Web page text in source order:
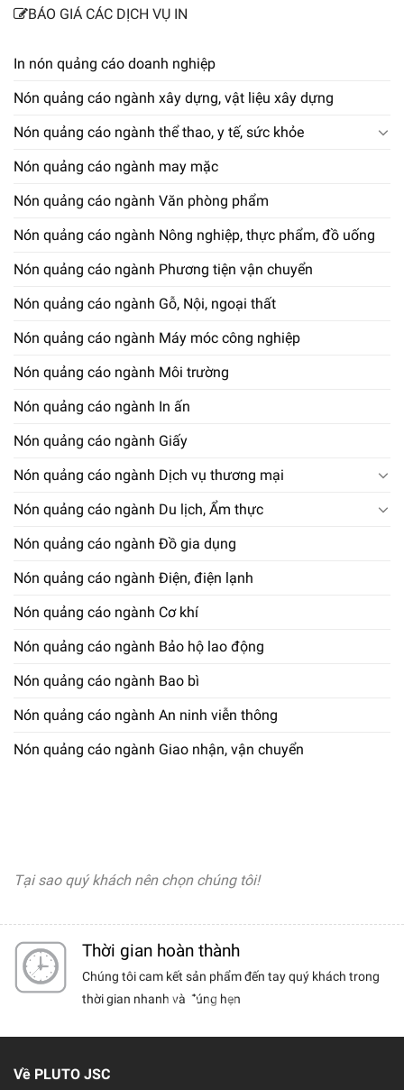
BÁO GIÁ CÁC DỊCH VỤ IN
In nón quảng cáo doanh nghiệp
Nón quảng cáo ngành xây dựng, vật liệu xây dựng
Nón quảng cáo ngành thể thao, y tế, sức khỏe
Nón quảng cáo ngành may mặc
Nón quảng cáo ngành Văn phòng phẩm
Nón quảng cáo ngành Nông nghiệp, thực phẩm, đồ uống
Nón quảng cáo ngành Phương tiện vận chuyển
Nón quảng cáo ngành Gỗ, Nội, ngoại thất
Nón quảng cáo ngành Máy móc công nghiệp
Nón quảng cáo ngành Môi trường
Nón quảng cáo ngành In ấn
Nón quảng cáo ngành Giấy
Nón quảng cáo ngành Dịch vụ thương mại
Nón quảng cáo ngành Du lịch, Ẩm thực
Nón quảng cáo ngành Đồ gia dụng
Nón quảng cáo ngành Điện, điện lạnh
Nón quảng cáo ngành Cơ khí
Nón quảng cáo ngành Bảo hộ lao động
Nón quảng cáo ngành Bao bì
Nón quảng cáo ngành An ninh viễn thông
Nón quảng cáo ngành Giao nhận, vận chuyển
Tại sao quý khách nên chọn chúng tôi!
Dịch vụ khách hàng